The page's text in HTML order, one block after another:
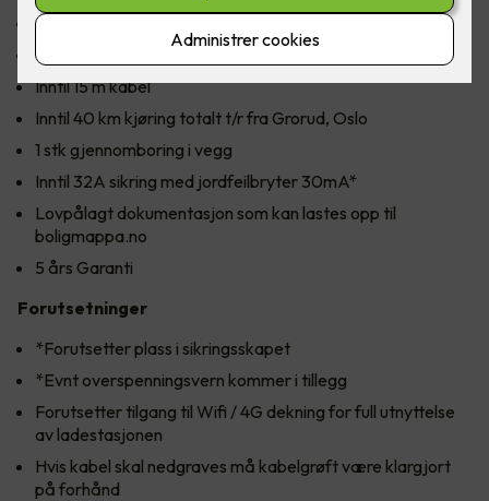
1 stk Zaptec Go elbillader
Montering, inntil 4 timer arbeid
Inntil 15 m kabel
Inntil 40 km kjøring totalt t/r fra Grorud, Oslo
1 stk gjennomboring i vegg
Inntil 32A sikring med jordfeilbryter 30mA*
Lovpålagt dokumentasjon som kan lastes opp til
boligmappa.no
5 års Garanti
Forutsetninger
*Forutsetter plass i sikringsskapet
*Evnt overspenningsvern kommer i tillegg
Forutsetter tilgang til Wifi / 4G dekning for full utnyttelse
av ladestasjonen
Hvis kabel skal nedgraves må kabelgrøft være klargjort
på forhånd